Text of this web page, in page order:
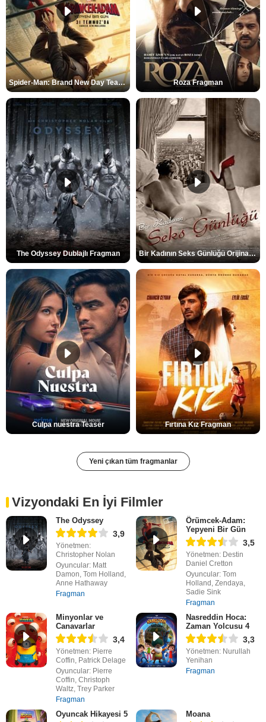
Spider-Man: Brand New Day Teaser Roza Fragman
The Odyssey Dublajlı Fragman Bir Kadının Seks Günlüğü Orijinal Fragman
Culpa nuestra Teaser Fırtına Kız Fragman
Yeni çıkan tüm fragmanlar
Vizyondaki En İyi Filmler
The Odyssey
3,9
Yönetmen:
Christopher Nolan
Oyuncular: Matt
Damon, Tom Holland,
Anne Hathaway
Fragman
Örümcek-Adam:
Yepyeni Bir Gün
3,5
Yönetmen: Destin
Daniel Cretton
Oyuncular: Tom
Holland, Zendaya,
Sadie Sink
Fragman
Minyonlar ve
Canavarlar
3,4
Yönetmen: Pierre
Coffin, Patrick Delage
Oyuncular: Pierre
Coffin, Christoph
Waltz, Trey Parker
Fragman
Nasreddin Hoca:
Zaman Yolcusu 4
3,3
Yönetmen: Nurullah
Yenihan
Fragman
Oyuncak Hikayesi 5 Moana